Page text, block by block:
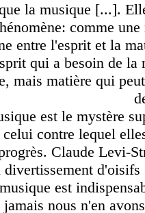
la musique [...].
comme
entre l'esprit et la
qui a besoin de la
mais matière qui
est le mystère
contre lequel
Claude Levi-
divertissement
est
nous n'en